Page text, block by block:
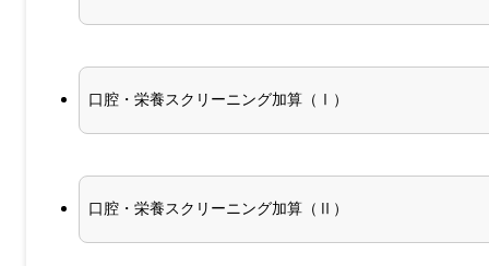
口腔・栄養スクリーニング加算（Ⅰ）
口腔・栄養スクリーニング加算（Ⅱ）